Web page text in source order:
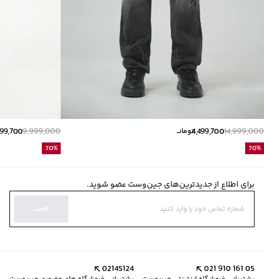
14,999,000
4,499,700تومانــ
70%
9,999,000
70%
برای اطلاع از جدیدترین‌های جین‌وست عضو شوید.
تایید
021 910 161 05
02145124